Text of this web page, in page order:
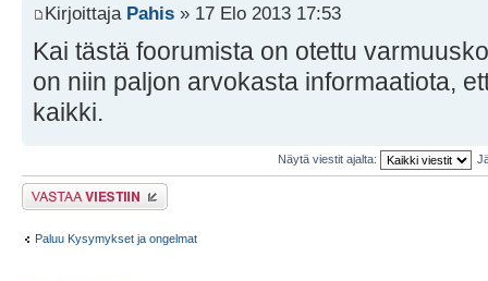
Kirjoittaja Pahis » 17 Elo 2013 17:53
Kai tästä foorumista on otettu
on niin paljon arvokasta informaatiota,
kaikki.
Näytä viestit ajalta:
Lähetä vastaus
Paluu Kysymykset ja ongelmat